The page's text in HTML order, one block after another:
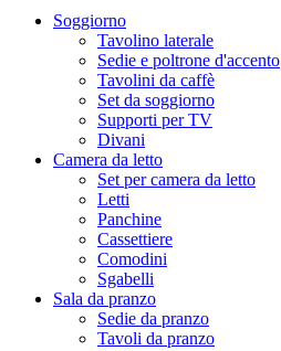
Soggiorno
Tavolino laterale
Sedie e poltrone d'accento
Tavolini da caffè
Set da soggiorno
Supporti per TV
Divani
Camera da letto
Set per camera da letto
Letti
Panchine
Cassettiere
Comodini
Sgabelli
Sala da pranzo
Sedie da pranzo
Tavoli da pranzo